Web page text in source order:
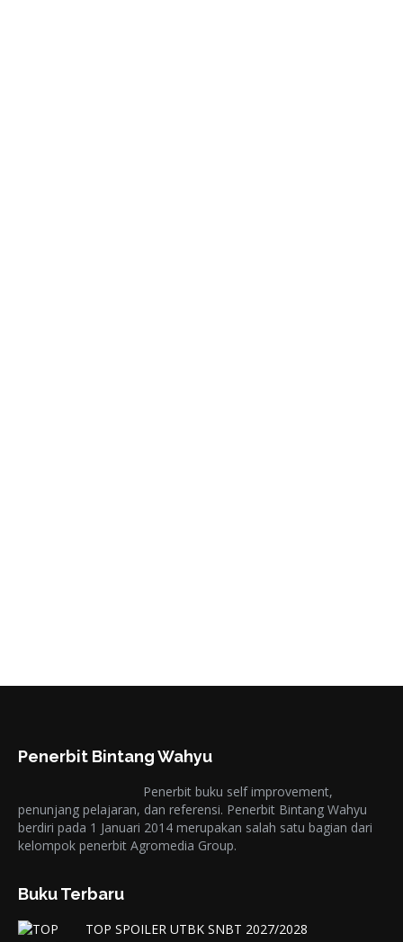
Penerbit Bintang Wahyu
Penerbit buku self improvement,
penunjang pelajaran, dan referensi. Penerbit Bintang Wahyu
berdiri pada 1 Januari 2014 merupakan salah satu bagian dari
kelompok penerbit Agromedia Group.
Buku Terbaru
TOP SPOILER UTBK SNBT 2027/2028